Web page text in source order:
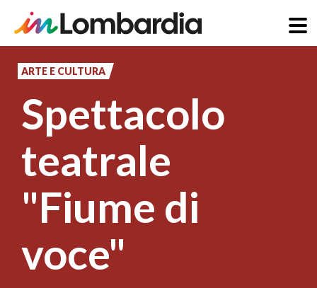
principale
ARTE E CULTURA
Spettacolo
teatrale
"Fiume di
voce"